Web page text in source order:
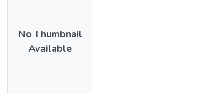
No Thumbnail
Available